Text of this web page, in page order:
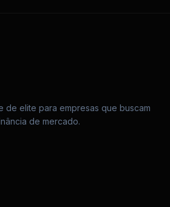
de elite para empresas que buscam
de mercado.